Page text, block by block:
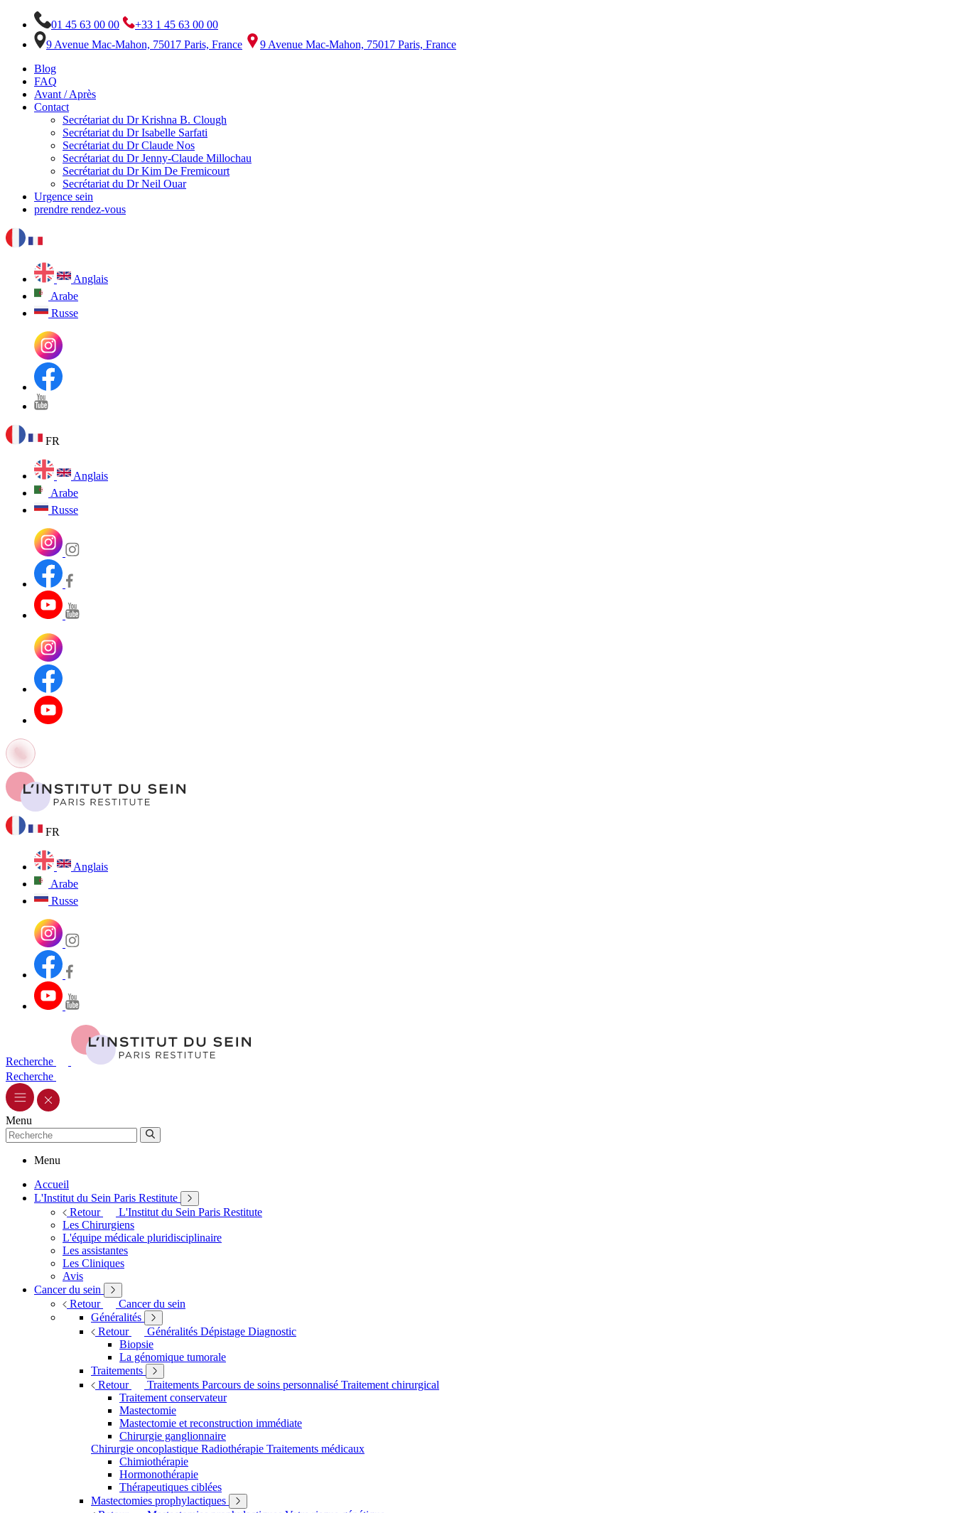
01 45 63 00 00
+33 1 45 63 00 00
9 Avenue Mac-Mahon, 75017 Paris, France
9 Avenue Mac-Mahon, 75017 Paris, France
Blog
FAQ
Avant / Après
Contact
Secrétariat du Dr Krishna B. Clough
Secrétariat du Dr Isabelle Sarfati
Secrétariat du Dr Claude Nos
Secrétariat du Dr Jenny-Claude Millochau
Secrétariat du Dr Kim De Fremicourt
Secrétariat du Dr Neil Ouar
Urgence sein
prendre rendez-vous
Anglais
Arabe
Russe
FR
Anglais
Arabe
Russe
FR
Anglais
Arabe
Russe
Recherche
Recherche
Menu
Menu
Accueil
L'Institut du Sein Paris Restitute
Retour
L'Institut du Sein Paris Restitute
Les Chirurgiens
L'équipe médicale pluridisciplinaire
Les assistantes
Les Cliniques
Avis
Cancer du sein
Retour
Cancer du sein
Généralités
Retour
Généralités Dépistage Diagnostic
Biopsie
La génomique tumorale
Traitements
Retour
Traitements Parcours de soins personnalisé Traitement chirurgical
Traitement conservateur
Mastectomie
Mastectomie et reconstruction immédiate
Chirurgie ganglionnaire
Chirurgie oncoplastique Radiothérapie Traitements médicaux
Chimiothérapie
Hormonothérapie
Thérapeutiques ciblées
Mastectomies prophylactiques